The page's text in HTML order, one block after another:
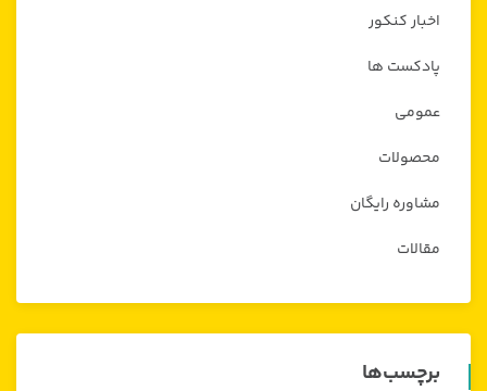
اخبار کنکور
پادکست ها
عمومی
محصولات
مشاوره رایگان
مقالات
برچسب‌ها